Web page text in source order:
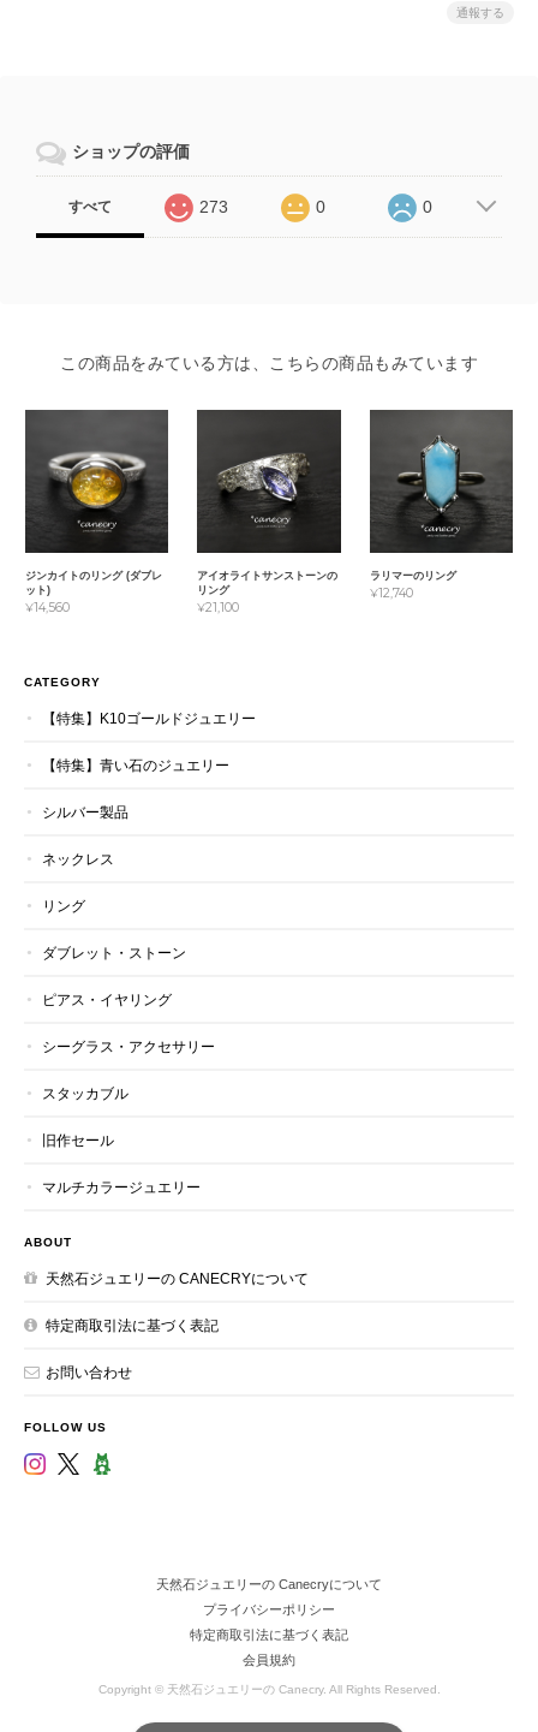
通報する
ショップの評価
すべて 273 0 0
この商品をみている方は、こちらの商品もみています
ジンカイトのリング (ダブレ
ット)
¥14,560
アイオライトサンストーンの
リング
¥21,100
ラリマーのリング
¥12,740
CATEGORY
【特集】K10ゴールドジュエリー
【特集】青い石のジュエリー
シルバー製品
ネックレス
リング
ダブレット・ストーン
ピアス・イヤリング
シーグラス・アクセサリー
スタッカブル
旧作セール
マルチカラージュエリー
ABOUT
天然石ジュエリーの CANECRYについて
特定商取引法に基づく表記
お問い合わせ
FOLLOW US
天然石ジュエリーの Canecryについて
プライバシーポリシー
特定商取引法に基づく表記
会員規約
Copyright © 天然石ジュエリーの Canecry. All Rights Reserved.